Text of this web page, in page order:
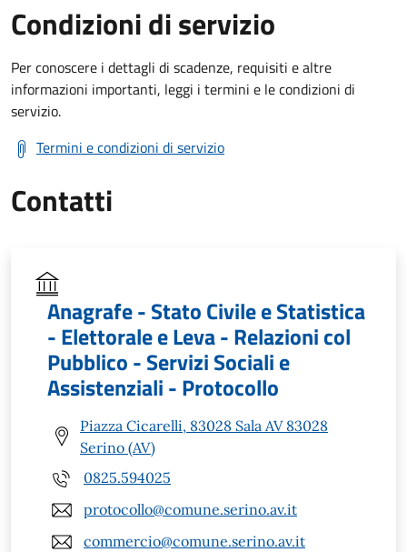
Condizioni di servizio
Per conoscere i dettagli di scadenze, requisiti e altre
informazioni importanti, leggi i termini e le condizioni di
servizio.
Termini e condizioni di servizio
Contatti
Anagrafe - Stato Civile e Statistica
- Elettorale e Leva - Relazioni col
Pubblico - Servizi Sociali e
Assistenziali - Protocollo
Piazza Cicarelli, 83028 Sala AV 83028
Serino (AV)
0825.594025
protocollo@comune.serino.av.it
commercio@comune.serino.av.it